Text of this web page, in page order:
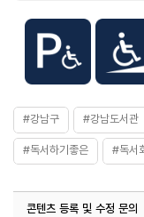
#강남구 #강남도서관
#독서하기좋은 #독서
콘텐츠 등록 및 수정 문의